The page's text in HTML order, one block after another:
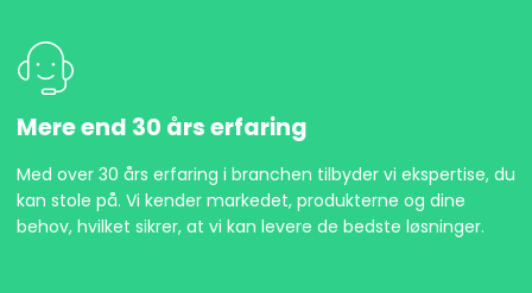
Mere end 30 års erfaring
Med over 30 års erfaring i branchen tilbyder vi ekspertise, du
kan stole på. Vi kender markedet, produkterne og dine
behov, hvilket sikrer, at vi kan levere de bedste løsninger.